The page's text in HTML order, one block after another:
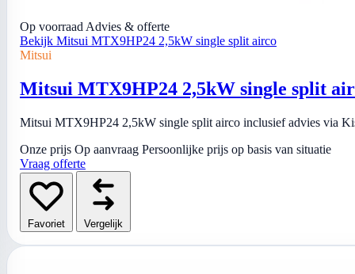
Op voorraad Advies & offerte
Bekijk Mitsui MTX9HP24 2,5kW single split airco
Mitsui
Mitsui MTX9HP24 2,5kW single split
Mitsui MTX9HP24 2,5kW single split airco inclusief advies via
Onze prijs Op aanvraag Persoonlijke prijs op basis van situatie
Vraag offerte
Favoriet Vergelijk